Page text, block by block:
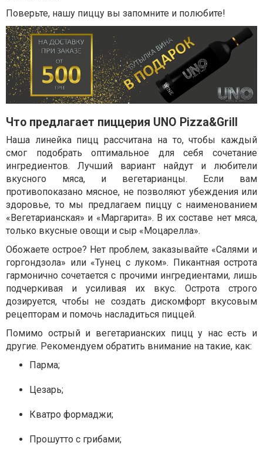
Поверьте, нашу пиццу вы запомните и полюбите!
Что предлагает пиццерия UNO Pizza&Grill
Наша линейка пицц рассчитана на то, чтобы каждый
смог подобрать оптимальное для себя сочетание
ингредиентов. Лучший вариант найдут и любители
вкусного мяса, и вегетарианцы. Если вам
противопоказано мясное, не позволяют убеждения или
здоровье, то мы предлагаем пиццу с наименованием
«Вегетарианская» и «Маргарита». В их составе нет мяса,
только вкусные овощи и сыр «Моцарелла».
Обожаете острое? Нет проблем, заказывайте «Салями и
горгондзола» или «Тунец с луком». Пикантная острота
гармонично сочетается с прочими ингредиентами, лишь
подчеркивая и усиливая их вкус. Острота строго
дозируется, чтобы не создать дискомфорт вкусовым
рецепторам и помочь насладиться пиццей.
Помимо острый и вегетарианских пицц у нас есть и
другие. Рекомендуем обратить внимание на такие, как:
Парма;
Цезарь;
Кватро формаджи;
Прошутто с грибами;